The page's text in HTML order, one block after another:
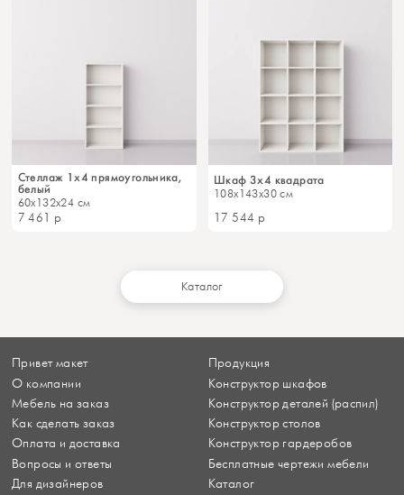
Стеллаж 1x4 прямоугольника,
белый
60x132x24 см
7 461 р
Шкаф 3x4 квадрата
108x143x30 см
17 544 р
Каталог
Привет макет
О компании
Мебель на заказ
Как сделать заказ
Оплата и доставка
Вопросы и ответы
Для дизайнеров
Продукция
Конструктор шкафов
Конструктор деталей (распил)
Конструктор столов
Конструктор гардеробов
Бесплатные чертежи мебели
Каталог